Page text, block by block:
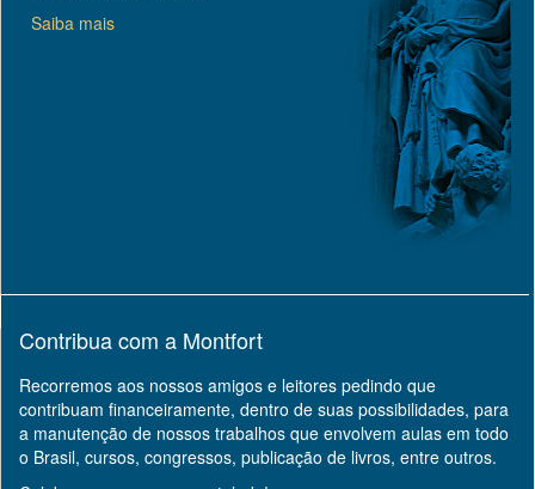
Saiba mais
Contribua com a Montfort
Recorremos aos nossos amigos e leitores pedindo que
contribuam financeiramente, dentro de suas possibilidades, para
a manutenção de nossos trabalhos que envolvem aulas em todo
o Brasil, cursos, congressos, publicação de livros, entre outros.